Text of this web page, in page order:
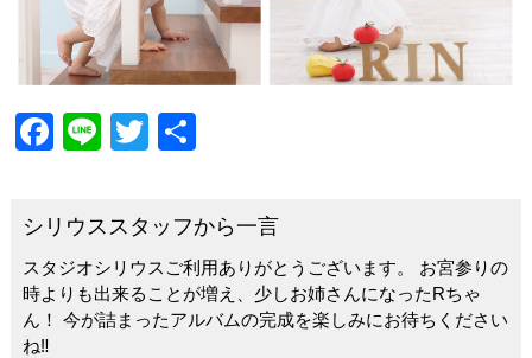
F
c
e
b
o
Li
T
er
シリウススタッフから一言
スタジオシリウスご利用ありがとうございます。 お宮参りの
時よりも出来ることが増え、少しお姉さんになったRちゃ
ん！ 今が詰まったアルバムの完成を楽しみにお待ちください
ね‼